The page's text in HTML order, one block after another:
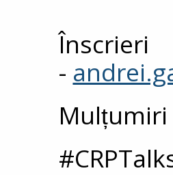
-
Mulțumiri